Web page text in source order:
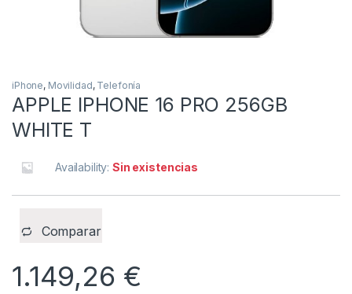
iPhone, Movilidad, Telefonía
APPLE IPHONE 16 PRO 256GB
WHITE T
Availability:Sin existencias
Comparar
1.149,26 €